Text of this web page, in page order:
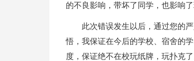
的不良影响，带坏了同学，也影响了
此次错误发生以后，通过您的
悟，我保证在今后的学校、宿舍的
度，保证绝不在校玩纸牌，玩扑克